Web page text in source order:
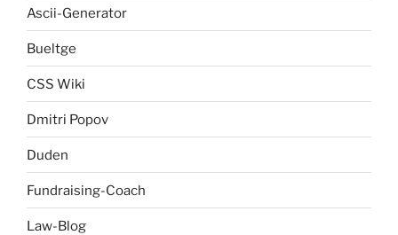
Ascii-Generator
Bueltge
CSS Wiki
Dmitri Popov
Duden
Fundraising-Coach
Law-Blog